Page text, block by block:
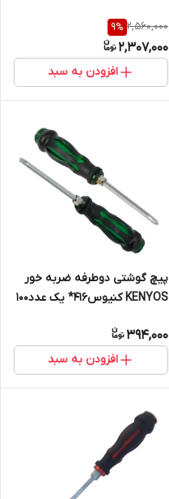
2,560,000
9%
2,307,000
افزودن به سبد
پیچ گوشتی دوطرفه ضربه خور
KENYOS کنیوس416* یک عدد100
394,000
افزودن به سبد